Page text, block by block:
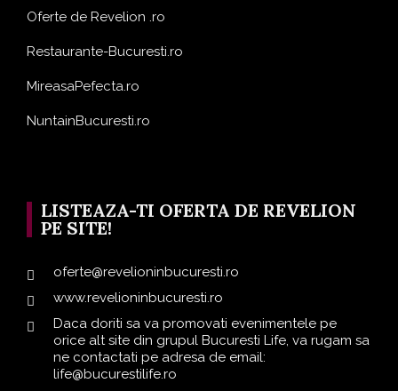
Oferte de Revelion .ro
Restaurante-Bucuresti.ro
MireasaPefecta.ro
NuntainBucuresti.ro
LISTEAZA-TI OFERTA DE REVELION
PE SITE!
oferte@revelioninbucuresti.ro
www.revelioninbucuresti.ro
Daca doriti sa va promovati evenimentele pe
orice alt site din grupul Bucuresti Life, va rugam sa
ne contactati pe adresa de email:
life@bucurestilife.ro